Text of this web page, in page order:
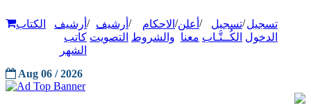
تسجيل
الدخول
/تسجيل
الكُــتَّـاب
/ أعلن
معنا
/ الاحكام
والشروط
/ أرشيف
التصويت
/ أرشيف
كاتب
الشهر
الكتاب
Aug 06 / 2026